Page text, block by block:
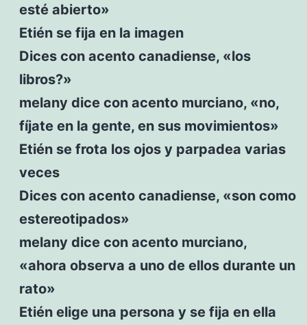
esté abierto»
Etién se fija en la imagen
Dices con acento canadiense, «los
libros?»
melany dice con acento murciano, «no,
fíjate en la gente, en sus movimientos»
Etién se frota los ojos y parpadea varias
veces
Dices con acento canadiense, «son como
estereotipados»
melany dice con acento murciano,
«ahora observa a uno de ellos durante un
rato»
Etién elige una persona y se fija en ella